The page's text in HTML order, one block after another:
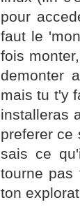
pour
faut le
fois
demonter
mais tu t'y
installeras
preferer ce
sais ce
tourne pas
ton